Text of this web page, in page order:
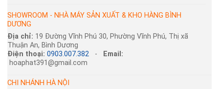
SHOWROOM - NHÀ MÁY SẢN XUẤT & KHO HÀNG BÌNH
DƯƠNG
Địa chỉ: 19 Đường Vĩnh Phú 30, Phường Vĩnh Phú, Thị xã
Thuận An, Bình Dương
Điện thoại: 0903.007.382-
Email:
hoaphat391@gmail.com
CHI NHÁNH HÀ NỘI